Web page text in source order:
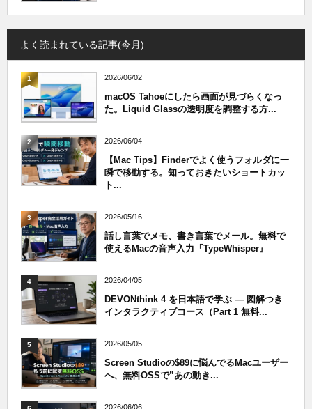
よく読まれている記事(今月)
1 2026/06/02
macOS Tahoeにしたら画面が見づらくなっ
た。Liquid Glassの透明度を調整する方...
2 2026/06/04
【Mac Tips】Finderでよく使うフォルダに一
瞬で移動する。知っておきたいショートカッ
ト...
3 2026/05/16
話し言葉でメモ、書き言葉でメール。無料で
使えるMacの音声入力『TypeWhisper』
4 2026/04/05
DEVONthink 4 を日本語で学ぶ — 図解つき
インタラクティブコース（Part 1 無料...
5 2026/05/05
Screen Studioの$89に悩んでるMacユーザー
へ、無料OSSで”あの動き...
2026/06/06